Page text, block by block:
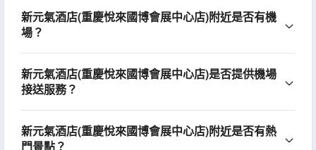
新元氣酒店(重慶悅來國博會展中心店)附近是否有機
場？
新元氣酒店(重慶悅來國博會展中心店)是否提供機場
接送服務？
新元氣酒店(重慶悅來國博會展中心店)附近是否有熱
門景點？